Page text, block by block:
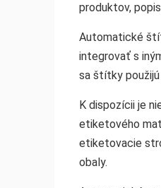
produktov,
Automatické
integrovať s
sa štítky
K dispozícii je
etiketového
etiketovacie
obaly.